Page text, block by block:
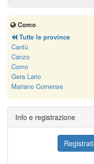
Como
Tutte le province
Cantù
Canzo
Como
Gera Lario
Mariano Comense
Info e registrazione
Registrati